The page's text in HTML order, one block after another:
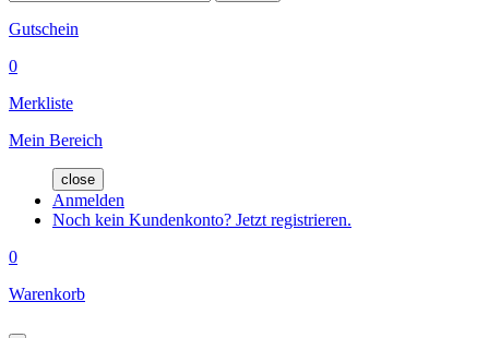
Gutschein
0
Merkliste
Mein Bereich
close
Anmelden
Noch kein Kundenkonto? Jetzt registrieren.
0
Warenkorb